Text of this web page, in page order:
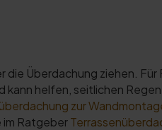
Überdachung ziehen.
helfen, seitlichen
zur
im Ratgeber